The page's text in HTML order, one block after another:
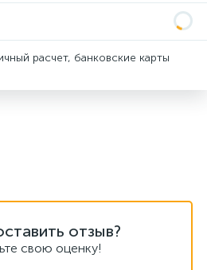
расчет, банковские карты
отзыв?
свою оценку!